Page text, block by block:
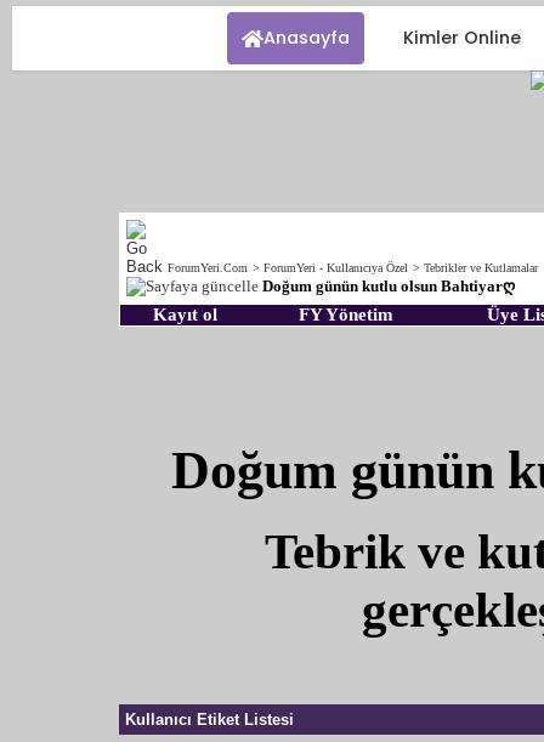
Anasayfa Kimler Online
ForumYeri.Com > ForumYeri - Kullanıcıya Özel > Tebrikler ve Kutlamalar
Doğum günün kutlu olsun Bahtiyarღ
Kayıt ol FY Yönetim Üye
Doğum günün
Tebrik ve
Kullanıcı Etiket Listesi